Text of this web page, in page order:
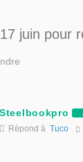
juin pour
Steelbookpro
Répond à Tuco